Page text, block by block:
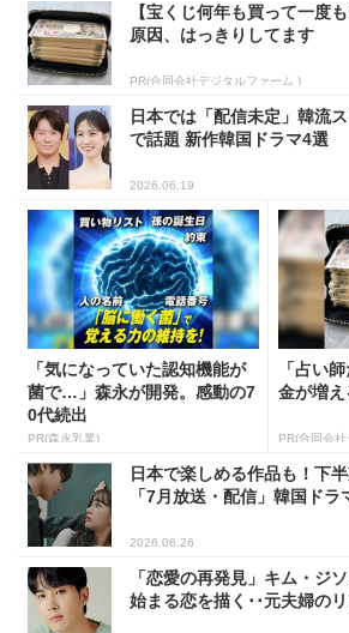
【宝くじ何年も買って一度
原因、はっきりしてます
PR(合同会社デジタルファーム )
日本では「配信未定」韓流
で話題 新作韓国ドラマ4選
2026.06.19
「気になっていた認知機能が
菌で…」森永が開発。感動の7
0代続出
PR(森永乳業)
「占い
金が増え
PR(合同会
日本で楽しめる作品も！下
「7月放送・配信」韓国ドラ
2026.06.26
「恋愛の再発見」キム・ジ
始まる恋を描く･･元夫婦の